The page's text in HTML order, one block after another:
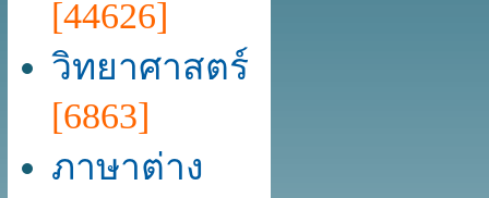
[44626]
วิทยาศาสตร์
[6863]
ภาษาต่าง